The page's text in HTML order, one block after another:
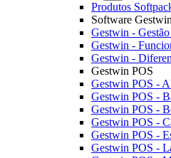
Produtos
Software Gestwin
Gestwin -
Gestwin -
Gestwin -
Gestwin POS
Gestwin POS -
Gestwin POS -
Gestwin POS -
Gestwin POS -
Gestwin POS -
Gestwin POS -